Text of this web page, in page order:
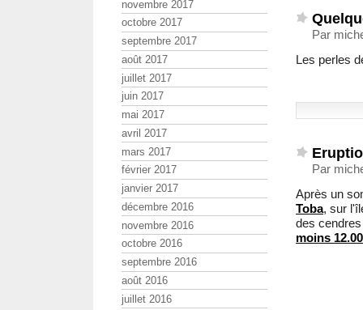
Par
Les perles
Par
Après un
Toba, sur
des
moins
novembre 2017
octobre 2017
septembre 2017
août 2017
juillet 2017
juin 2017
mai 2017
avril 2017
mars 2017
février 2017
janvier 2017
décembre 2016
novembre 2016
octobre 2016
septembre 2016
août 2016
juillet 2016